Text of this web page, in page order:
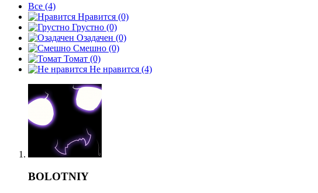
Все (4)
Нравится (0)
Грустно (0)
Озадачен (0)
Смешно (0)
Томат (0)
Не нравится (4)
BOLOTNIY